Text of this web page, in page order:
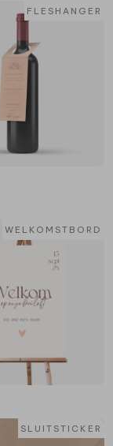
FLESHANGER
WELKOMSTBORD
SLUITSTICKER